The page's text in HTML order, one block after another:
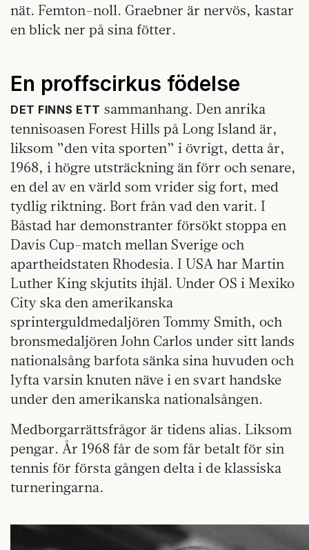
nät. Femton-noll. Graebner är nervös, kastar
en blick ner på sina fötter.
En proffscirkus födelse
DET FINNS ETT sammanhang. Den anrika
tennisoasen Forest Hills på Long Island är,
liksom ”den vita sporten” i övrigt, detta år,
1968, i högre utsträckning än förr och senare,
en del av en värld som vrider sig fort, med
tydlig riktning. Bort från vad den varit. I
Båstad har demonstranter försökt stoppa en
Davis Cup-match mellan Sverige och
apartheidstaten Rhodesia. I USA har Martin
Luther King skjutits ihjäl. Under OS i Mexiko
City ska den amerikanska
sprinterguldmedaljören Tommy Smith, och
bronsmedaljören John Carlos under sitt lands
nationalsång barfota sänka sina huvuden och
lyfta varsin knuten näve i en svart handske
under den amerikanska nationalsången.
Medborgarrättsfrågor är tidens alias. Liksom
pengar. År 1968 får de som får betalt för sin
tennis för första gången delta i de klassiska
turneringarna.